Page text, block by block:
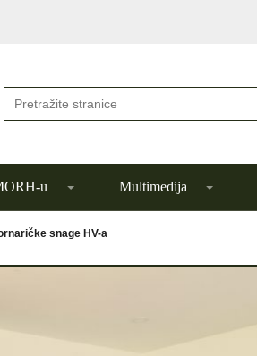
u Multimedija
snage HV-a